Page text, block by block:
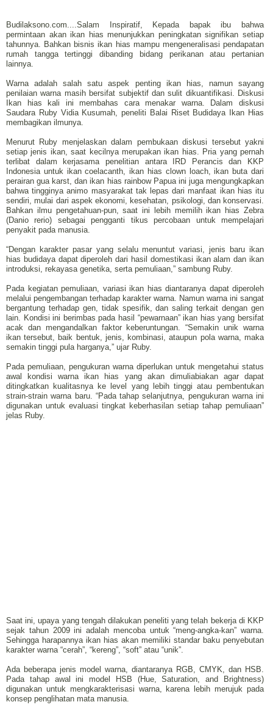
Budilaksono.com....Salam Inspiratif, Kepada bapak ibu bahwa
permintaan akan ikan hias menunjukkan peningkatan signifikan setiap
tahunnya. Bahkan bisnis ikan hias mampu mengeneralisasi pendapatan
rumah tangga tertinggi dibanding bidang perikanan atau pertanian
lainnya.
Warna adalah salah satu aspek penting ikan hias, namun sayang
penilaian warna masih bersifat subjektif dan sulit dikuantifikasi. Diskusi
Ikan hias kali ini membahas cara menakar warna. Dalam diskusi
Saudara Ruby Vidia Kusumah, peneliti Balai Riset Budidaya Ikan Hias
membagikan ilmunya.
Menurut Ruby menjelaskan dalam pembukaan diskusi tersebut yakni
setiap jenis ikan, saat kecilnya merupakan ikan hias. Pria yang pernah
terlibat dalam kerjasama penelitian antara IRD Perancis dan KKP
Indonesia untuk ikan coelacanth, ikan hias clown loach, ikan buta dari
perairan gua karst, dan ikan hias rainbow Papua ini juga mengungkapkan
bahwa tingginya animo masyarakat tak lepas dari manfaat ikan hias itu
sendiri, mulai dari aspek ekonomi, kesehatan, psikologi, dan konservasi.
Bahkan ilmu pengetahuan-pun, saat ini lebih memilih ikan hias Zebra
(Danio rerio) sebagai pengganti tikus percobaan untuk mempelajari
penyakit pada manusia.
“Dengan karakter pasar yang selalu menuntut variasi, jenis baru ikan
hias budidaya dapat diperoleh dari hasil domestikasi ikan alam dan ikan
introduksi, rekayasa genetika, serta pemuliaan,” sambung Ruby.
Pada kegiatan pemuliaan, variasi ikan hias diantaranya dapat diperoleh
melalui pengembangan terhadap karakter warna. Namun warna ini sangat
bergantung terhadap gen, tidak spesifik, dan saling terkait dengan gen
lain. Kondisi ini berimbas pada hasil “pewarnaan” ikan hias yang bersifat
acak dan mengandalkan faktor keberuntungan. “Semakin unik warna
ikan tersebut, baik bentuk, jenis, kombinasi, ataupun pola warna, maka
semakin tinggi pula harganya,” ujar Ruby.
Pada pemuliaan, pengukuran warna diperlukan untuk mengetahui status
awal kondisi warna ikan hias yang akan dimuliabiakan agar dapat
ditingkatkan kualitasnya ke level yang lebih tinggi atau pembentukan
strain-strain warna baru. “Pada tahap selanjutnya, pengukuran warna ini
digunakan untuk evaluasi tingkat keberhasilan setiap tahap pemuliaan”
jelas Ruby.
Saat ini, upaya yang tengah dilakukan peneliti yang telah bekerja di KKP
sejak tahun 2009 ini adalah mencoba untuk “meng-angka-kan” warna.
Sehingga harapannya ikan hias akan memiliki standar baku penyebutan
karakter warna “cerah”, “kereng”, “soft” atau “unik”.
Ada beberapa jenis model warna, diantaranya RGB, CMYK, dan HSB.
Pada tahap awal ini model HSB (Hue, Saturation, and Brightness)
digunakan untuk mengkarakterisasi warna, karena lebih merujuk pada
konsep penglihatan mata manusia.